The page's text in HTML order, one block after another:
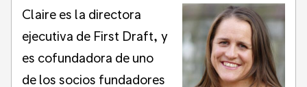
Claire es la directora
ejecutiva de First Draft, y
es cofundadora de uno
de los socios fundadores